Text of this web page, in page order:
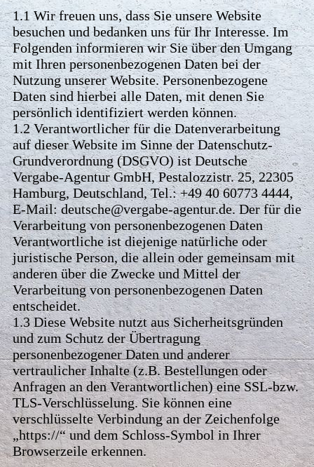
1.1 Wir freuen uns, dass Sie unsere Website
besuchen und bedanken uns für Ihr Interesse. Im
Folgenden informieren wir Sie über den Umgang
mit Ihren personenbezogenen Daten bei der
Nutzung unserer Website. Personenbezogene
Daten sind hierbei alle Daten, mit denen Sie
persönlich identifiziert werden können.
1.2 Verantwortlicher für die Datenverarbeitung
auf dieser Website im Sinne der Datenschutz-
Grundverordnung (DSGVO) ist Deutsche
Vergabe-Agentur GmbH, Pestalozzistr. 25, 22305
Hamburg, Deutschland, Tel.: +49 40 60773 4444,
E-Mail: deutsche@vergabe-agentur.de. Der für die
Verarbeitung von personenbezogenen Daten
Verantwortliche ist diejenige natürliche oder
juristische Person, die allein oder gemeinsam mit
anderen über die Zwecke und Mittel der
Verarbeitung von personenbezogenen Daten
entscheidet.
1.3 Diese Website nutzt aus Sicherheitsgründen
und zum Schutz der Übertragung
personenbezogener Daten und anderer
vertraulicher Inhalte (z.B. Bestellungen oder
Anfragen an den Verantwortlichen) eine SSL-bzw.
TLS-Verschlüsselung. Sie können eine
verschlüsselte Verbindung an der Zeichenfolge
„https://“ und dem Schloss-Symbol in Ihrer
Browserzeile erkennen.